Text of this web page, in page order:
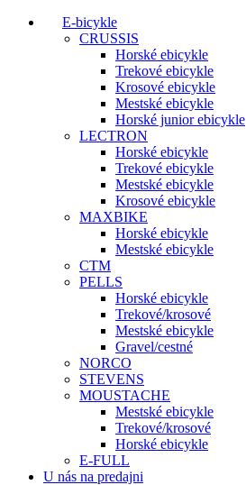
E-bicykle
CRUSSIS
Horské ebicykle
Trekové ebicykle
Krosové ebicykle
Mestské ebicykle
Horské junior ebicykle
LECTRON
Horské ebicykle
Trekové ebicykle
Mestské ebicykle
Krosové ebicykle
MAXBIKE
Horské ebicykle
Mestské ebicykle
CTM
PELLS
Horské ebicykle
Trekové/krosové
Mestské ebicykle
Gravel/cestné
NORCO
STEVENS
MOUSTACHE
Mestské ebicykle
Trekové/krosové
Horské ebicykle
E-FULL
U nás na predajni